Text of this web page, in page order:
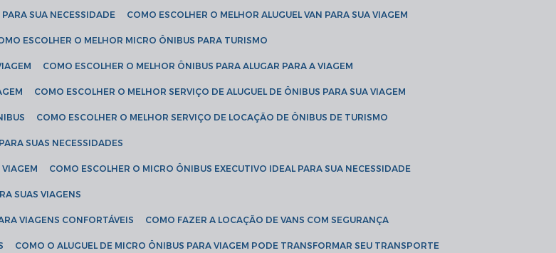
SUA NECESSIDADE COMO ESCOLHER O MELHOR ALUGUEL VAN PARA SUA VIAGEM
ESCOLHER O MELHOR MICRO ÔNIBUS PARA TURISMO
COMO ESCOLHER O MELHOR ÔNIBUS PARA ALUGAR PARA A VIAGEM
COMO ESCOLHER O MELHOR SERVIÇO DE ALUGUEL DE ÔNIBUS PARA SUA VIAGEM
COMO ESCOLHER O MELHOR SERVIÇO DE LOCAÇÃO DE ÔNIBUS DE TURISMO
SUAS NECESSIDADES
COMO ESCOLHER O MICRO ÔNIBUS EXECUTIVO IDEAL PARA SUA NECESSIDADE
SUAS VIAGENS
VIAGENS CONFORTÁVEIS COMO FAZER A LOCAÇÃO DE VANS COM SEGURANÇA
COMO O ALUGUEL DE MICRO ÔNIBUS PARA VIAGEM PODE TRANSFORMAR SEU TRANSPORTE